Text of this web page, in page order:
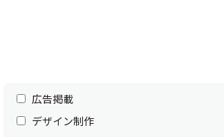
広告掲載
デザイン制作